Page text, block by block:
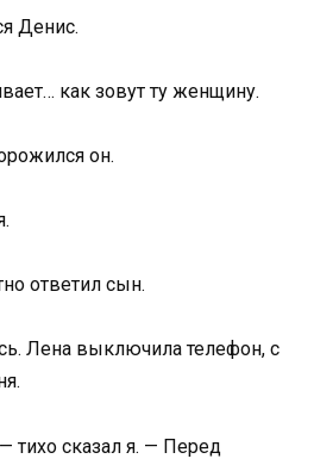
Денис.
как зовут ту женщину.
он.
ответил сын.
Лена выключила телефон, с
тихо сказал я. — Перед